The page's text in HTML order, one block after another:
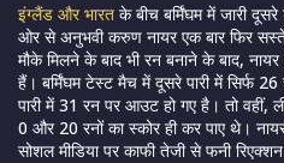
इंग्लैंड और भारत के बीच बर्मिंघम में जारी
ओर से अनुभवी करुण नायर एक बार फिर
मौके मिलने के बाद भी रन बनाने के बाद,
हैं। बर्मिंघम टेस्ट मैच में दूसरे पारी में सिर्फ
पारी में 31 रन पर आउट हो गए है। तो
0 और 20 रनों का स्कोर ही कर पाए थे।
सोशल मीडिया पर काफी तेजी से फनी